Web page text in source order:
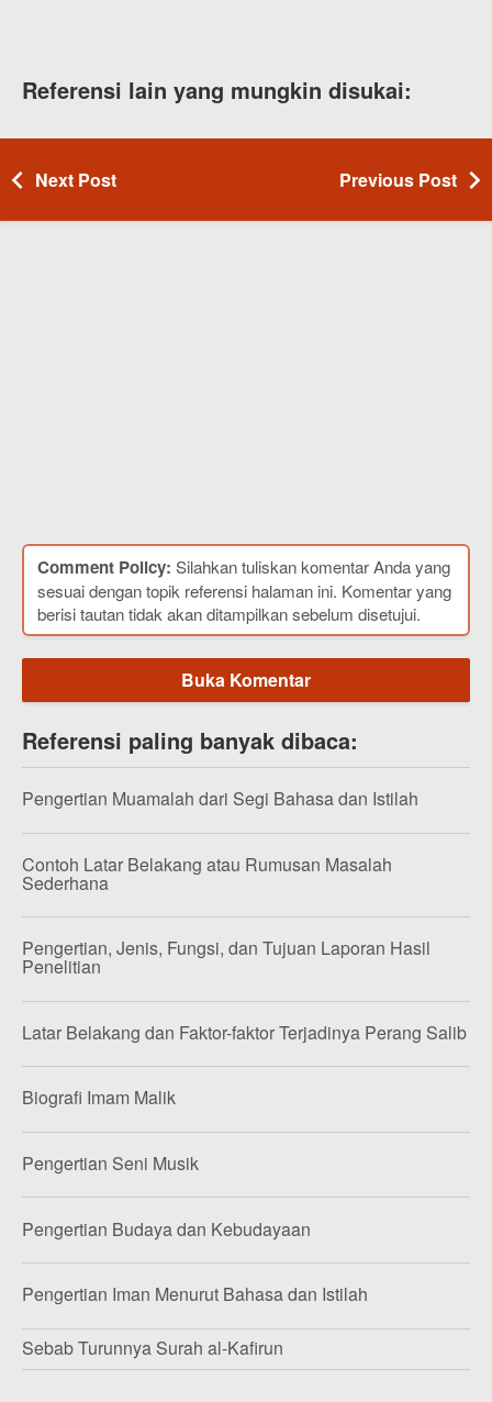
Referensi lain yang mungkin disukai:
Next Post Previous Post
Comment Policy: Silahkan tuliskan komentar Anda yang
sesuai dengan topik referensi halaman ini. Komentar yang
berisi tautan tidak akan ditampilkan sebelum disetujui.
Buka Komentar
Referensi paling banyak dibaca:
Pengertian Muamalah dari Segi Bahasa dan Istilah
Contoh Latar Belakang atau Rumusan Masalah
Sederhana
Pengertian, Jenis, Fungsi, dan Tujuan Laporan Hasil
Penelitian
Latar Belakang dan Faktor-faktor Terjadinya Perang Salib
Biografi Imam Malik
Pengertian Seni Musik
Pengertian Budaya dan Kebudayaan
Pengertian Iman Menurut Bahasa dan Istilah
Sebab Turunnya Surah al-Kafirun